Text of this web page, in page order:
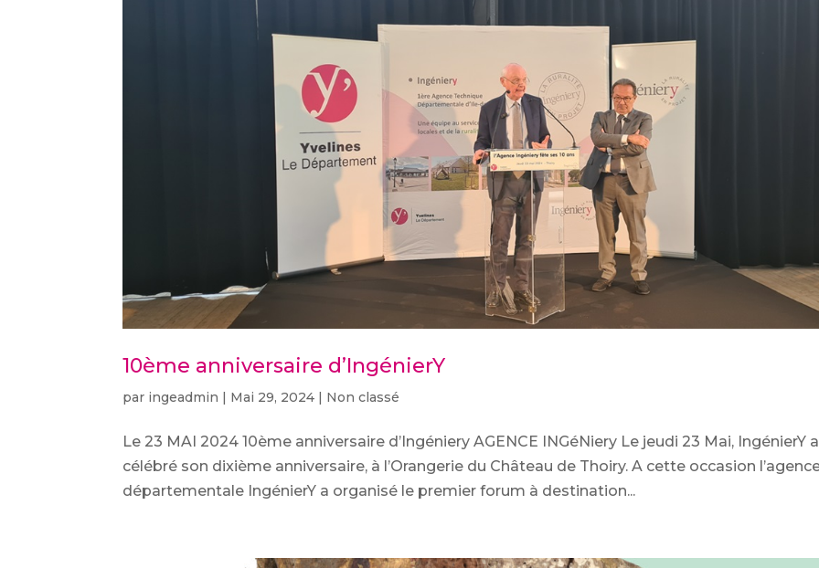
10ème anniversaire d’IngénierY
par ingeadmin | Mai 29, 2024 | Non classé
Le 23 MAI 2024 10ème anniversaire d’Ingéniery AGENCE INGéNiery Le jeudi 23 Mai, IngénierY a
célébré son dixième anniversaire, à l’Orangerie du Château de Thoiry. A cette occasion
départementale IngénierY a organisé le premier forum à destination...